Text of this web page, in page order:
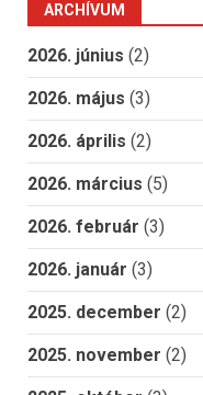
ARCHÍVUM
2026. június (2)
2026. május (3)
2026. április (2)
2026. március (5)
2026. február (3)
2026. január (3)
2025. december (2)
2025. november (2)